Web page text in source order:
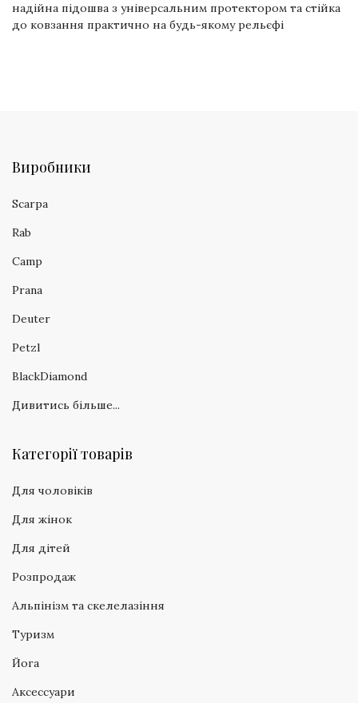
надійна підошва з універсальним протектором та стійка
до ковзання практично на будь-якому рельєфі
Виробники
Scarpa
Rab
Camp
Prana
Deuter
Petzl
BlackDiamond
Дивитись більше...
Категорії товарів
Для чоловіків
Для жінок
Для дітей
Розпродаж
Альпінізм та скелелазіння
Туризм
Йога
Аксессуари